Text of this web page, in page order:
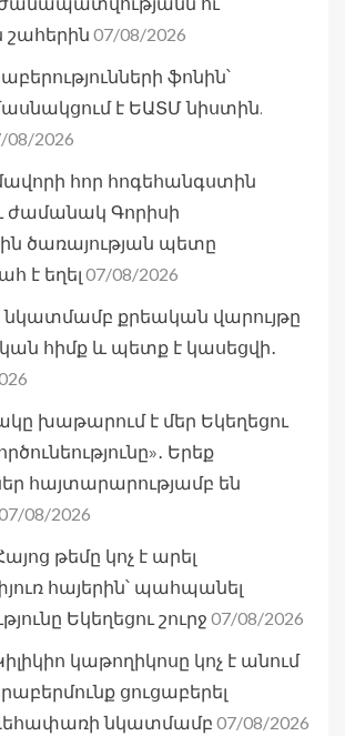
07/08/2026
ֆոնին՝
է ԵԱՏՄ նիստին.
08/2026
հոր հոգեհանգստին
ժամանակ Գորիսի
ծառայության պետը
է եղել 07/08/2026
նկատմամբ քրեական վարույթը
հիմք և պետք է կասեցվի․
խաթարում է մեր Եկեղեցու
Երեք
հայտարարությամբ են
08/2026
թեմը կոչ է արել
հայերին՝ պահպանել
Եկեղեցու շուրջ 07/08/2026
կաթողիկոսը կոչ է անում
ցուցաբերել
նկատմամբ 07/08/2026